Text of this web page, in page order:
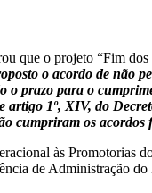
que o projeto “Fim
o acordo de não
prazo para o
artigo 1º, XIV, do
cumpriram os
às Promotorias
de